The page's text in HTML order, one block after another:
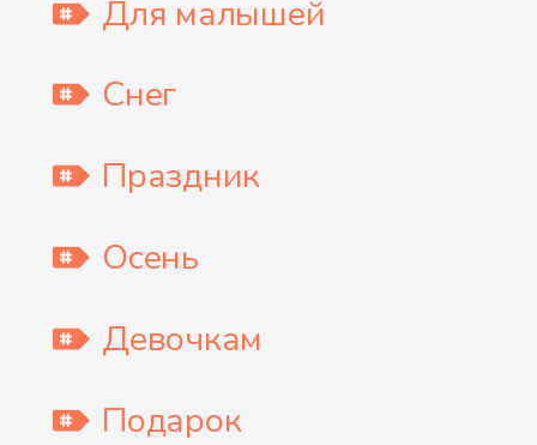
Для малышей
Снег
Праздник
Осень
Девочкам
Подарок